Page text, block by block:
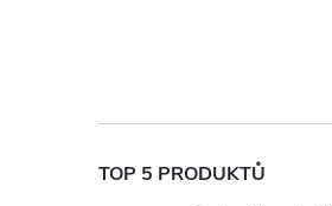
TOP 5 PRODUKTŮ
DO KOŠÍKU Skladem